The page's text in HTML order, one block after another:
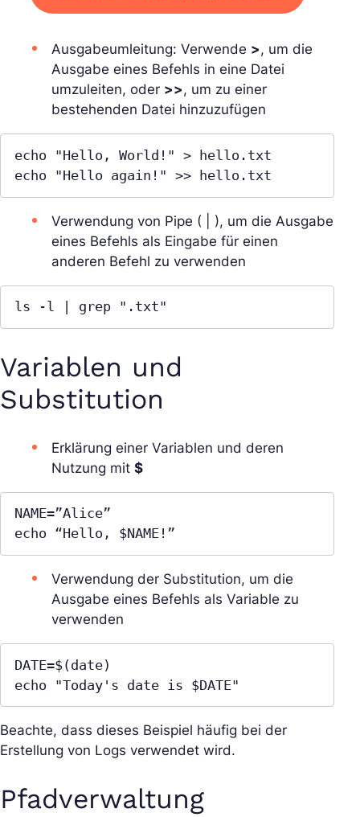
Ausgabeumleitung: Verwende >, um die
Ausgabe eines Befehls in eine Datei
umzuleiten, oder >>, um zu einer
bestehenden Datei hinzuzufügen
echo "Hello, World!" > hello.txt
echo "Hello again!" >> hello.txt
Verwendung von Pipe ( | ), um die Ausgabe
eines Befehls als Eingabe für einen
anderen Befehl zu verwenden
ls -l | grep ".txt"
Variablen und
Substitution
Erklärung einer Variablen und deren
Nutzung mit $
NAME=”Alice”
echo “Hello, $NAME!”
Verwendung der Substitution, um die
Ausgabe eines Befehls als Variable zu
verwenden
DATE=$(date)
echo "Today's date is $DATE"
Beachte, dass dieses Beispiel häufig bei der
Erstellung von Logs verwendet wird.
Pfadverwaltung